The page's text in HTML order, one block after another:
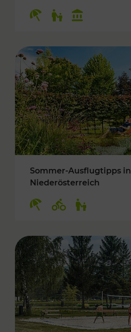
Sommer-Ausflugtipps in
Niederösterreich